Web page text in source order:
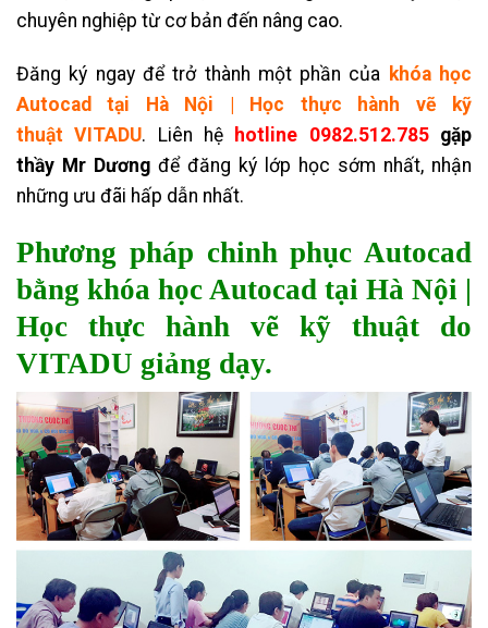
chuyên nghiệp từ cơ bản đến nâng cao.
Đăng ký ngay để trở thành một phần của khóa học
Autocad tại Hà Nội | Học thực hành vẽ kỹ
thuật VITADU. Liên hệ hotline 0982.512.785gặp
thầy Mr Dương để đăng ký lớp học sớm nhất, nhận
những ưu đãi hấp dẫn nhất.
Phương pháp chinh phục Autocad
bằng khóa học Autocad tại Hà Nội |
Học thực hành vẽ kỹ thuật do
VITADU giảng dạy.